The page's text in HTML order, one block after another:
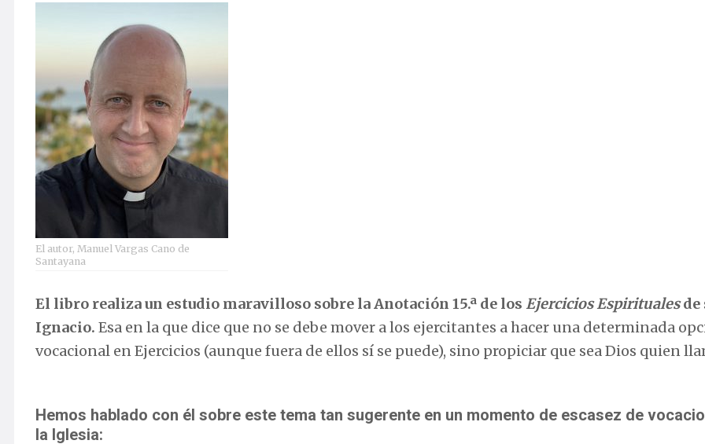
El autor, Manuel Vargas Cano de
Santayana
El libro realiza un estudio maravilloso sobre la Anotación 15.ª de los Ejercicios Espiritualesde
Ignacio. Esa en la que dice que no se debe mover a los ejercitantes a hacer una determinada
vocacional en Ejercicios (aunque fuera de ellos sí se puede), sino propiciar que sea Dios quien
Hemos hablado con él sobre este tema tan sugerente en un momento de escasez de
la Iglesia: